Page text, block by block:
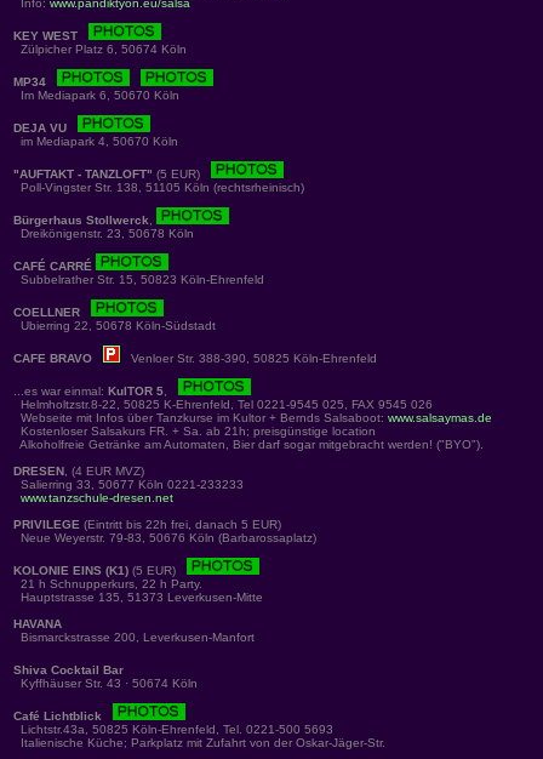
Info: www.pandiktyon.eu/salsa
KEY WEST
Zülpicher Platz 6, 50674 Köln
MP34
Im Mediapark 6, 50670 Köln
DEJA VU
im Mediapark 4, 50670 Köln
"AUFTAKT - TANZLOFT" (5 EUR)
Poll-Vingster Str. 138, 51105 Köln (rechtsrheinisch)
Bürgerhaus Stollwerck,
Dreikönigenstr. 23, 50678 Köln
CAFÉ CARRÉ
Subbelrather Str. 15, 50823 Köln-Ehrenfeld
COELLNER
Ubierring 22, 50678 Köln-Südstadt
CAFE BRAVO Venloer Str. 388-390, 50825 Köln-Ehrenfeld
...es war einmal: KulTOR 5,
Helmholtzstr.8-22, 50825 K-Ehrenfeld, Tel 0221-9545 025, FAX 9545 026
Webseite mit Infos über Tanzkurse im Kultor + Bernds Salsaboot: www.salsaymas.de
Kostenloser Salsakurs FR. + Sa. ab 21h; preisgünstige location
Alkoholfreie Getränke am Automaten, Bier darf sogar mitgebracht werden! ("BYO").
DRESEN, (4 EUR MVZ)
Salierring 33, 50677 Köln 0221-233233
www.tanzschule-dresen.net
PRIVILEGE (Eintritt bis 22h frei, danach 5 EUR)
Neue Weyerstr. 79-83, 50676 Köln (Barbarossaplatz)
KOLONIE EINS (K1) (5 EUR)
21 h Schnupperkurs, 22 h Party.
Hauptstrasse 135, 51373 Leverkusen-Mitte
HAVANA
Bismarckstrasse 200, Leverkusen-Manfort
Shiva Cocktail Bar
Kyffhäuser Str. 43 · 50674 Köln
Café Lichtblick
Lichtstr.43a, 50825 Köln-Ehrenfeld, Tel. 0221-500 5693
Italienische Küche; Parkplatz mit Zufahrt von der Oskar-Jäger-Str.